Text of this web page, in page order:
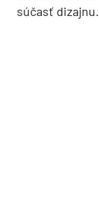
súčasť dizajnu.